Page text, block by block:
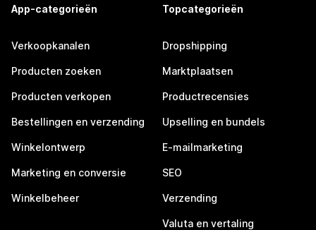
App-categorieën
Verkoopkanalen
Producten zoeken
Producten verkopen
Bestellingen en verzending
Winkelontwerp
Marketing en conversie
Winkelbeheer
Topcategorieën
Dropshipping
Marktplaatsen
Productrecensies
Upselling en bundels
E-mailmarketing
SEO
Verzending
Valuta en vertaling